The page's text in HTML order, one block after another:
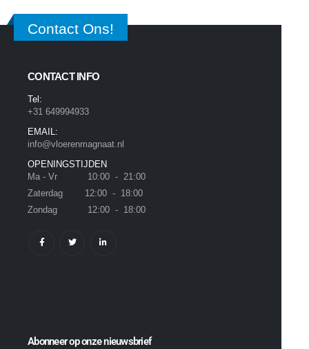
Contact Ons!
CONTACT INFO
Tel:
+31 649994933
EMAIL:
info@vloerenmagnaat.nl
OPENINGSTIJDEN
Ma - Vr 10:00 - 21:00
Zaterdag 12:00 - 18:00
Zondag 12:00 - 18:00
Abonneer op onze nieuwsbrief